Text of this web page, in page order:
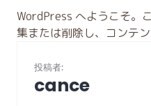
WordPress へようこそ。
集または削除し、コンテ
投稿者:
cance